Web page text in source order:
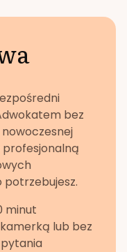
bez
profesjonalną
minut
lub bez